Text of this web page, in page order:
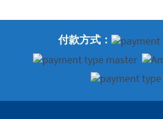
付款方式：